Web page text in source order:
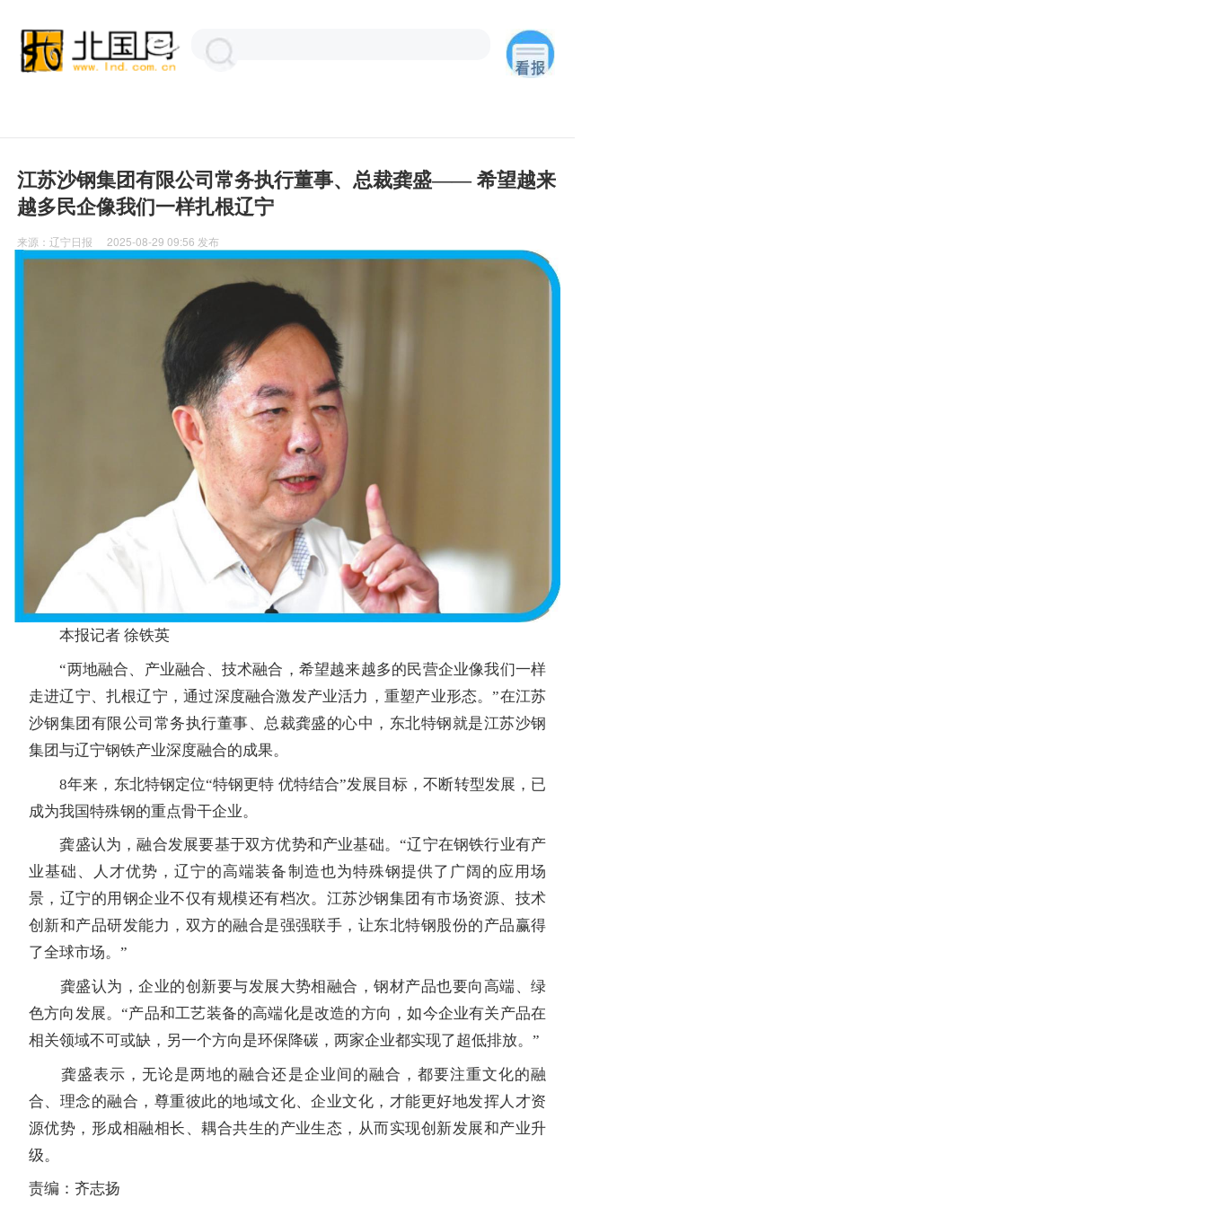
江苏沙钢集团有限公司常务执行董事、总裁龚盛—— 希望越来
越多民企像我们一样扎根辽宁
来源：辽宁日报 2025-08-29 09:56 发布
本报记者 徐铁英
“两地融合、产业融合、技术融合，希望越来越多的民营企业像我们一样
走进辽宁、扎根辽宁，通过深度融合激发产业活力，重塑产业形态。”在江苏
沙钢集团有限公司常务执行董事、总裁龚盛的心中，东北特钢就是江苏沙钢
集团与辽宁钢铁产业深度融合的成果。
8年来，东北特钢定位“特钢更特 优特结合”发展目标，不断转型发展，已
成为我国特殊钢的重点骨干企业。
龚盛认为，融合发展要基于双方优势和产业基础。“辽宁在钢铁行业有产
业基础、人才优势，辽宁的高端装备制造也为特殊钢提供了广阔的应用场
景，辽宁的用钢企业不仅有规模还有档次。江苏沙钢集团有市场资源、技术
创新和产品研发能力，双方的融合是强强联手，让东北特钢股份的产品赢得
了全球市场。”
龚盛认为，企业的创新要与发展大势相融合，钢材产品也要向高端、绿
色方向发展。“产品和工艺装备的高端化是改造的方向，如今企业有关产品在
相关领域不可或缺，另一个方向是环保降碳，两家企业都实现了超低排放。”
龚盛表示，无论是两地的融合还是企业间的融合，都要注重文化的融
合、理念的融合，尊重彼此的地域文化、企业文化，才能更好地发挥人才资
源优势，形成相融相长、耦合共生的产业生态，从而实现创新发展和产业升
级。
责编：齐志扬